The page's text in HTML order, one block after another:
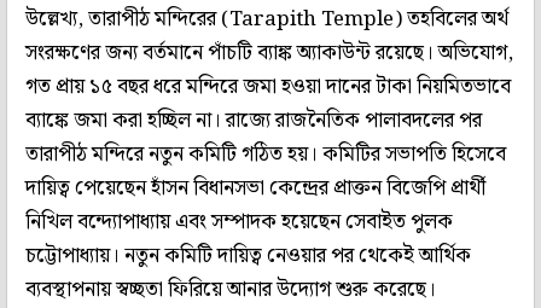
উল্লেখ্য, তারাপীঠ মন্দিরের (Tarapith Temple) তহবিলের অর্থ
সংরক্ষণের জন্য বর্তমানে পাঁচটি ব্যাঙ্ক অ্যাকাউন্ট রয়েছে। অভিযোগ,
গত প্রায় ১৫ বছর ধরে মন্দিরে জমা হওয়া দানের টাকা নিয়মিতভাবে
ব্যাঙ্কে জমা করা হচ্ছিল না। রাজ্যে রাজনৈতিক পালাবদলের পর
তারাপীঠ মন্দিরে নতুন কমিটি গঠিত হয়। কমিটির সভাপতি হিসেবে
দায়িত্ব পেয়েছেন হাঁসন বিধানসভা কেন্দ্রের প্রাক্তন বিজেপি প্রার্থী
নিখিল বন্দ্যোপাধ্যায় এবং সম্পাদক হয়েছেন সেবাইত পুলক
চট্টোপাধ্যায়। নতুন কমিটি দায়িত্ব নেওয়ার পর থেকেই আর্থিক
ব্যবস্থাপনায় স্বচ্ছতা ফিরিয়ে আনার উদ্যোগ শুরু করেছে।